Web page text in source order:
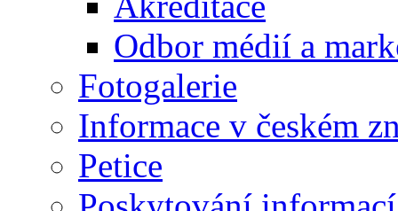
Odbor médií a
Fotogalerie
Informace v českém
Petice